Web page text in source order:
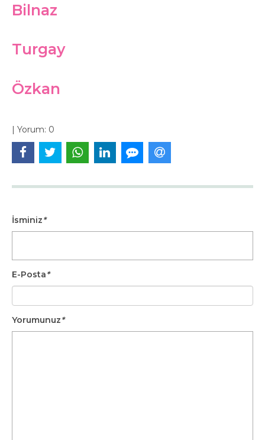
Bilnaz
Turgay
Özkan
| Yorum: 0
İsminiz*
E-Posta*
Yorumunuz*